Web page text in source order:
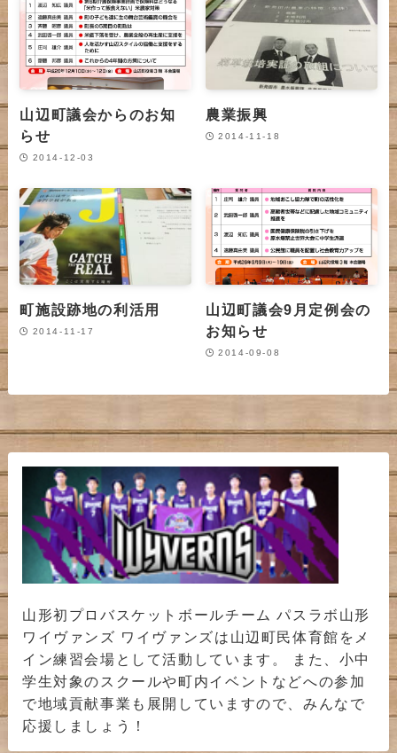
山辺町議会からのお知
らせ
2014-12-03
農業振興
2014-11-18
町施設跡地の利活用
2014-11-17
山辺町議会9月定例会の
お知らせ
2014-09-08
山形初プロバスケットボールチーム パスラボ山形
ワイヴァンズ ワイヴァンズは山辺町民体育館をメ
イン練習会場として活動しています。 また、小中
学生対象のスクールや町内イベントなどへの参加
で地域貢献事業も展開していますので、みんなで
応援しましょう！